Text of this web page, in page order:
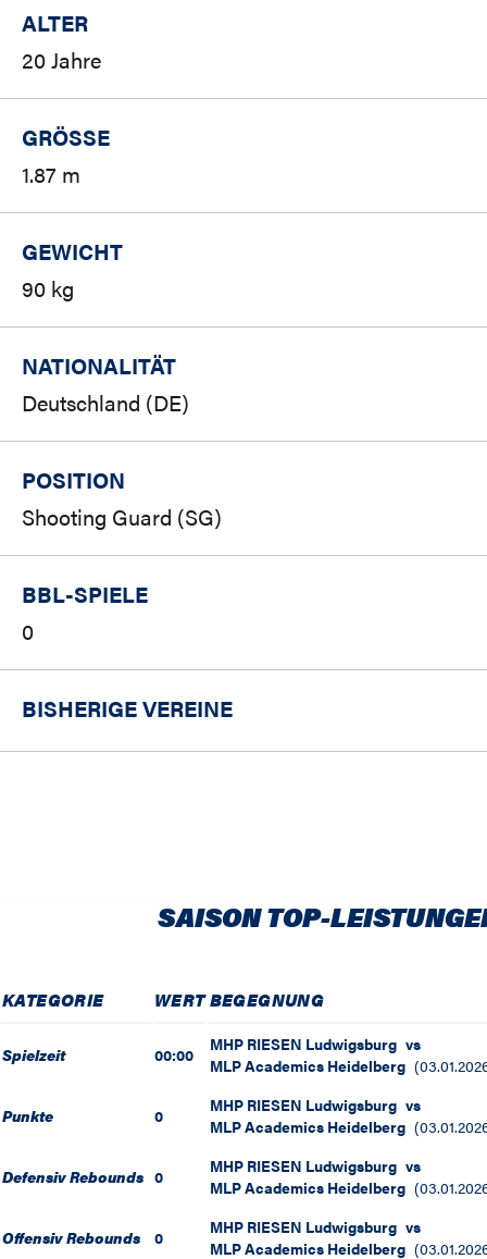
ALTER
20 Jahre
GRÖSSE
1.87 m
GEWICHT
90 kg
NATIONALITÄT
Deutschland (DE)
POSITION
Shooting Guard (SG)
BBL-SPIELE
0
BISHERIGE VEREINE
SAISON TOP-
KATEGORIE WERTBEGEGNUNG
Spielzeit 00:00 MHP RIESEN Ludwigsburg vs
MLP Academics Heidelberg (
Punkte 0 MHP RIESEN Ludwigsburg vs
MLP Academics Heidelberg (
Defensiv Rebounds 0 MHP RIESEN Ludwigsburg vs
MLP Academics Heidelberg (
Offensiv Rebounds 0 MHP RIESEN Ludwigsburg vs
MLP Academics Heidelberg (